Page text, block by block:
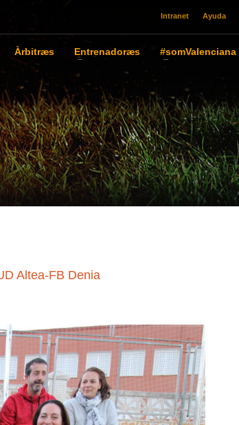
Intranet Ayuda
Àrbitræs Entrenadoræs #somValenciana
Altea-FB Denia